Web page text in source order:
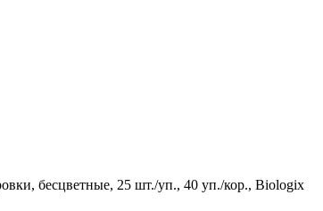
бесцветные, 25 шт./уп., 40 уп./кор., Biologix